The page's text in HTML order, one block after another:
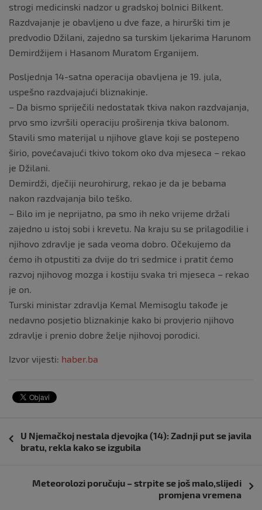
strogi medicinski nadzor u gradskoj bolnici Bilkent.
Razdvajanje je obavljeno u dve faze, a hirurški tim je
predvodio Džilani, zajedno sa turskim ljekarima Harunom
Demirdžijem i Hasanom Muratom Erganijem.
Posljednja 14-satna operacija obavljena je 19. jula,
uspešno razdvajajući bliznakinje.
– Da bismo spriječili nedostatak tkiva nakon razdvajanja,
prvo smo izvršili operaciju proširenja tkiva balonom.
Stavili smo materijal u njihove glave koji se postepeno
širio, povećavajući tkivo tokom oko dva mjeseca – rekao
je Džilani.
Demirdži, dječiji neurohirurg, rekao je da je bebama
nakon razdvajanja bilo teško.
– Bilo im je neprijatno, pa smo ih neko vrijeme držali
zajedno u istoj sobi i krevetu. Na kraju su se prilagodilie i
njihovo zdravlje je sada veoma dobro. Očekujemo da
ćemo ih otpustiti za dvije do tri sedmice i pratit ćemo
razvoj njihovog mozga i kostiju svaka tri mjeseca – rekao
je on.
Turski ministar zdravlja Kemal Memisoglu takođe je
nedavno posjetio bliznakinje kako bi provjerio njihovo
zdravlje i prenio dobre želje njihovoj porodici.
Izvor vijesti: haber.ba
objava
U Njemačkoj nestala djevojka (14): Zadnji put se javila
bratu, rekla kako se izgubila
Meteorolozi poručuju – strpite se još malo,slijedi
promjena vremena